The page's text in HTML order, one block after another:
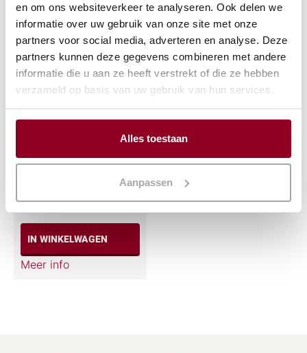
en om ons websiteverkeer te analyseren. Ook delen we
informatie over uw gebruik van onze site met onze
partners voor social media, adverteren en analyse. Deze
partners kunnen deze gegevens combineren met andere
informatie die u aan ze heeft verstrekt of die ze hebben
verzameld op basis van uw gebruik van hun services.
Alles toestaan
Aanpassen
Wijnglas luxe 35 cl.
(excl. btw)
IN WINKELWAGEN
Meer info